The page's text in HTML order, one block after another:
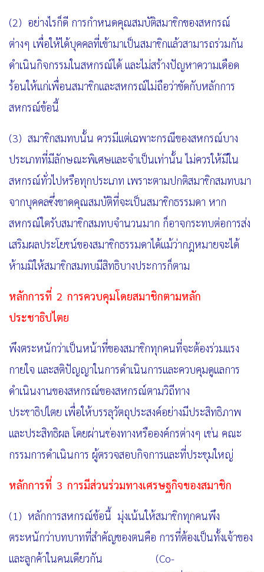
(2) อย่างไรก็ดี การกำหนดคุณสมบัติสมาชิกของสหกรณ์
ต่างๆ เพื่อให้ได้บุคคลที่เข้ามาเป็นสมาชิกแล้วสามารถร่วมกัน
ดำเนินกิจกรรมในสหกรณ์ได้ และไม่สร้างปัญหาความเดือด
ร้อนให้แก่เพื่อนสมาชิกและสหกรณ์ไม่ถือว่าขัดกับหลักการ
สหกรณ์ข้อนี้
(3) สมาชิกสมทบนั้น ควรมีแต่เฉพาะกรณีของสหกรณ์บาง
ประเภทที่มีลักษณะพิเศษและจำเป็นเท่านั้นไม่ควรให้มีใน
สหกรณ์ทั่วไปหรือทุกประเภท เพราะตามปกติสมาชิกสมทบมา
จากบุคคลซึ่งขาดคุณสมบัติที่จะเป็นสมาชิกธรรมดา หาก
สหกรณ์ใดรับสมาชิกสมทบจำนวนมาก ก็อาจกระทบต่อการส่ง
เสริมผลประโยชน์ของสมาชิกธรรมดาได้แม้ว่ากฎหมายจะได้
ห้ามมิให้สมาชิกสมทบมีสิทธิบางประการก็ตาม
หลักการที่ 2 การควบคุมโดยสมาชิกตามหลัก
ประชาธิปไตย
พึงตระหนักว่าเป็นหน้าที่ของสมาชิกทุกคนที่จะต้องร่วมแรง
กายใจ และสติปัญญาในการดำเนินการและควบคุมดูแลการ
ดำเนินงานของสหกรณ์ของสหกรณ์ตามวิถีทาง
ประชาธิปไตย เพื่อให้บรรลุวัตถุประสงค์อย่างมีประสิทธิภาพ
และประสิทธิผล โดยผ่านช่องทางหรือองค์กรต่างๆ เช่น คณะ
กรรมการดำเนินการ ผู้ตรวจสอบกิจการและที่ประชุมใหญ่
หลักการที่ 3 การมีส่วนร่วมทางเศรษฐกิจของสมาชิก
(1) หลักการสหกรณ์ข้อนี้ มุ่งเน้นให้สมาชิกทุกคนพึง
ตระหนักว่าบทบาทที่สำคัญของตนคือ การที่ต้องเป็นทั้งเจ้าของ
และลูกค้าในคนเดียวกัน (Co-